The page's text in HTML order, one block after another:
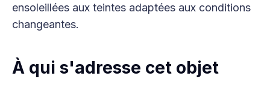
ensoleillées aux teintes adaptées aux conditions
changeantes.
À qui s'adresse cet objet